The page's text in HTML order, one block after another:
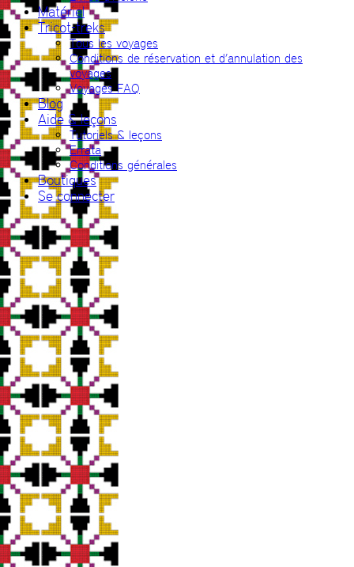
Matériel
Tricot-treks
Tous les voyages
Conditions de réservation et d’annulation des
voyages
Voyages FAQ
Blog
Aide & leçons
Tutoriels & leçons
Errata
Conditions générales
Boutiques
Se connecter